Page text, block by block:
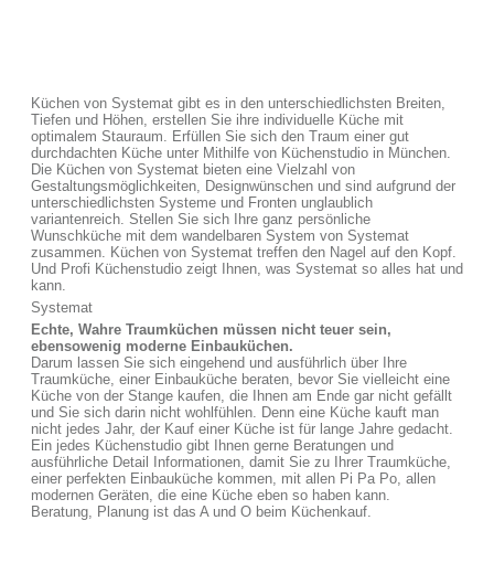
Küchen von Systemat gibt es in den unterschiedlichsten Breiten,
Tiefen und Höhen, erstellen Sie ihre individuelle Küche mit
optimalem Stauraum. Erfüllen Sie sich den Traum einer gut
durchdachten Küche unter Mithilfe von Küchenstudio in München.
Die Küchen von Systemat bieten eine Vielzahl von
Gestaltungsmöglichkeiten, Designwünschen und sind aufgrund der
unterschiedlichsten Systeme und Fronten unglaublich
variantenreich. Stellen Sie sich Ihre ganz persönliche
Wunschküche mit dem wandelbaren System von Systemat
zusammen. Küchen von Systemat treffen den Nagel auf den Kopf.
Und Profi Küchenstudio zeigt Ihnen, was Systemat so alles hat und
kann.
Systemat
Echte, Wahre Traumküchen müssen nicht teuer sein,
ebensowenig moderne Einbauküchen.
Darum lassen Sie sich eingehend und ausführlich über Ihre
Traumküche, einer Einbauküche beraten, bevor Sie vielleicht eine
Küche von der Stange kaufen, die Ihnen am Ende gar nicht gefällt
und Sie sich darin nicht wohlfühlen. Denn eine Küche kauft man
nicht jedes Jahr, der Kauf einer Küche ist für lange Jahre gedacht.
Ein jedes Küchenstudio gibt Ihnen gerne Beratungen und
ausführliche Detail Informationen, damit Sie zu Ihrer Traumküche,
einer perfekten Einbauküche kommen, mit allen Pi Pa Po, allen
modernen Geräten, die eine Küche eben so haben kann.
Beratung, Planung ist das A und O beim Küchenkauf.